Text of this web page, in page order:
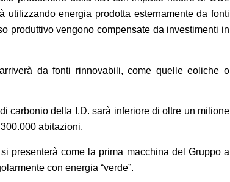
utilizzando energia prodotta esternamente da fonti
produttivo vengono compensate da investimenti in
da fonti rinnovabili, come quelle eoliche o
carbonio della I.D. sarà inferiore di oltre un milione
abitazioni.
presenterà come la prima macchina del Gruppo a
con energia “verde”.